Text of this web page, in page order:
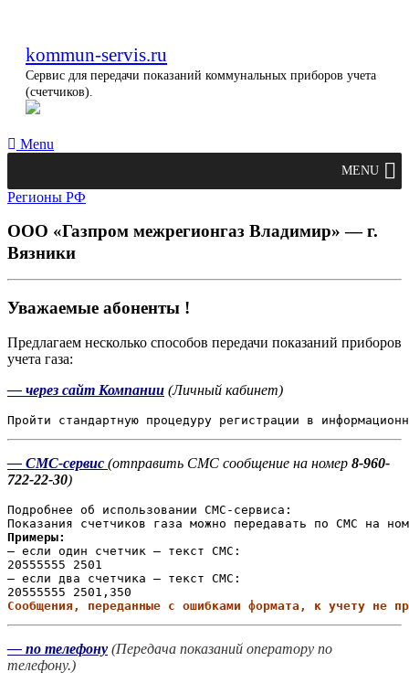
kommun-servis.ru
Сервис для передачи показаний коммунальных приборов учета
(счетчиков).
Menu
MENU
Регионы РФ
ООО «Газпром межрегионгаз Владимир» — г.
Вязники
Уважаемые абоненты !
Предлагаем несколько способов передачи показаний приборов
учета газа:
— через сайт Компании (Личный кабинет)
Пройти стандартную процедуру регистрации в
— СМС-сервис (отправить СМС сообщение на номер 8-960-
722-22-30)
Подробнее об использовании СМС-сервиса:
Показания счетчиков газа можно передавать по СМС на
Примеры:
– если один счетчик – текст СМС:
20555555 2501
– если два счетчика – текст СМС:
Сообщения, переданные с ошибками формата, к учету не
— по телефону (Передача показаний оператору по
телефону.)